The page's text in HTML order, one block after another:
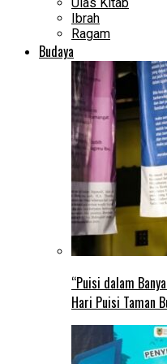
Ibrah
Ragam
Budaya
“Puisi dalam
Hari Puisi Taman